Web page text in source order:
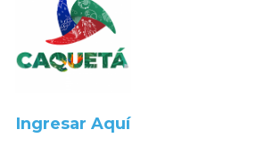
Ingresar Aquí